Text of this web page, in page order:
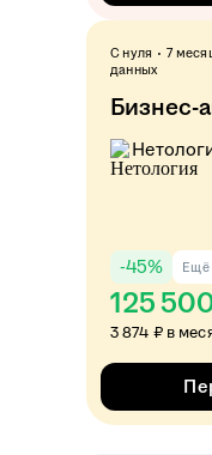
С нуля 7
данных
Бизнес-
-45% Ещё
125
3 874 ₽ в